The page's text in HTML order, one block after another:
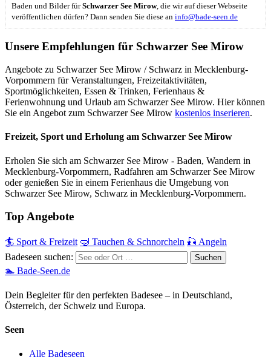
Baden und Bilder fürSchwarzer See Mirow, die wir auf dieser Webseite
veröffentlichen dürfen? Dann senden Sie diese an info@bade-seen.de
Unsere Empfehlungen für Schwarzer See Mirow
Angebote zu Schwarzer See Mirow / Schwarz in Mecklenburg-
Vorpommern für Veranstaltungen, Freizeitaktivitäten,
Sportmöglichkeiten, Essen & Trinken, Ferienhaus &
Ferienwohnung und Urlaub am Schwarzer See Mirow. Hier können
Sie ein Angebot zum Schwarzer See Mirow kostenlos inserieren.
Freizeit, Sport und Erholung am Schwarzer See Mirow
Erholen Sie sich am Schwarzer See Mirow - Baden, Wandern in
Mecklenburg-Vorpommern, Radfahren am Schwarzer See Mirow
oder genießen Sie in einem Ferienhaus die Umgebung von
Schwarzer See Mirow, Schwarz in Mecklenburg-Vorpommern.
Top Angebote
🏄 Sport & Freizeit 🤿 Tauchen & Schnorcheln 🎣 Angeln
Badeseen suchen:
🏊 Bade-Seen.de
Dein Begleiter für den perfekten Badesee – in Deutschland,
Österreich, der Schweiz und Europa.
Seen
Alle Badeseen